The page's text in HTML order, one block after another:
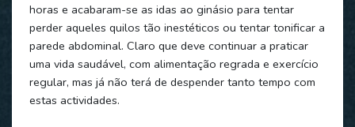
horas e acabaram-se as idas ao ginásio para tentar
perder aqueles quilos tão inestéticos ou tentar tonificar a
parede abdominal. Claro que deve continuar a praticar
uma vida saudável, com alimentação regrada e exercício
regular, mas já não terá de despender tanto tempo com
estas actividades.